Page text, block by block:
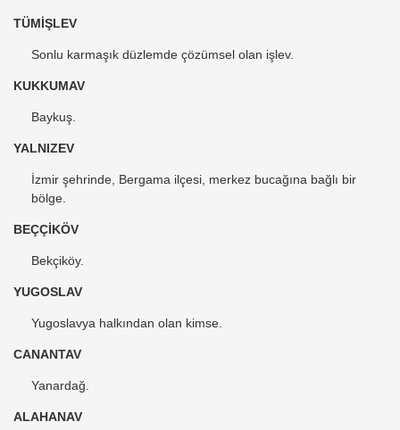
TÜMİŞLEV
Sonlu karmaşık düzlemde çözümsel olan işlev.
KUKKUMAV
Baykuş.
YALNIZEV
İzmir şehrinde, Bergama ilçesi, merkez bucağına bağlı bir
bölge.
BEÇÇİKÖV
Bekçiköy.
YUGOSLAV
Yugoslavya halkından olan kimse.
CANANTAV
Yanardağ.
ALAHANAV